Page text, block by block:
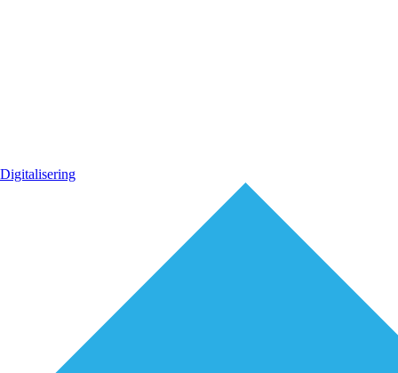
Digitalisering